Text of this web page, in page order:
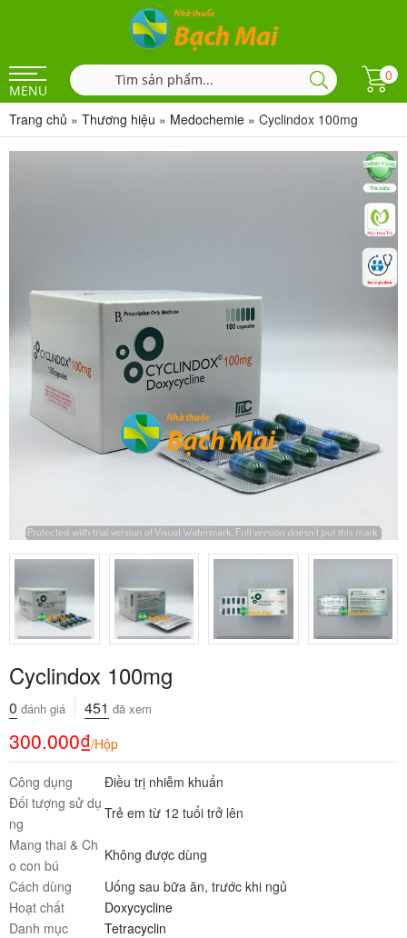
MENU
0
Trang chủ » Thương hiệu » Medochemie » Cyclindox 100mg
Cyclindox 100mg
0 đánh giá 451 đã xem
300.000₫/Hộp
Công dụng
Điều trị nhiễm khuẩn
Đối tượng sử dụ
ng
Trẻ em từ 12 tuổi trở lên
Mang thai & Ch
o con bú
Không được dùng
Cách dùng
Uống sau bữa ăn, trước khi ngủ
Hoạt chất
Doxycycline
Danh mục
Tetracyclin